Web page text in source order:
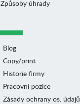
Způsoby úhrady
Blog
Copy/print
Historie firmy
Pracovní pozice
Zásady ochrany os. údajů